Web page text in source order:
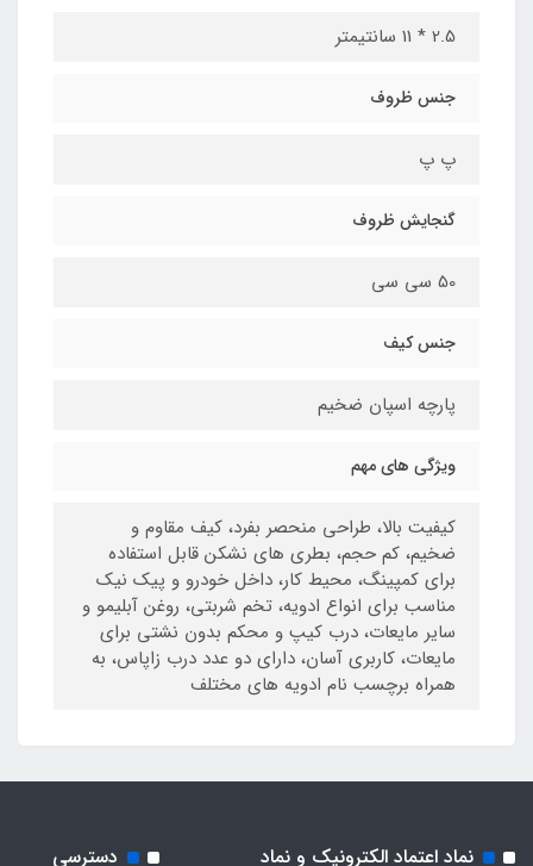
2.5 * 11 سانتیمتر
جنس ظروف
پ پ
گنجایش ظروف
50 سی سی
جنس کیف
پارچه اسپان ضخیم
ویژگی های مهم
کیفیت بالا، طراحی منحصر بفرد، کیف مقاوم و
ضخیم، کم حجم، بطری های نشکن قابل استفاده
برای کمپینگ، محیط کار، داخل خودرو و پیک نیک
مناسب برای انواع ادویه، تخم شربتی، روغن آبلیمو و
سایر مایعات، درب کیپ و محکم بدون نشتی برای
مایعات، کاربری آسان، دارای دو عدد درب زاپاس، به
همراه برچسب نام ادویه های مختلف
نماد اعتماد الکترونیک و نماد
دسترسی